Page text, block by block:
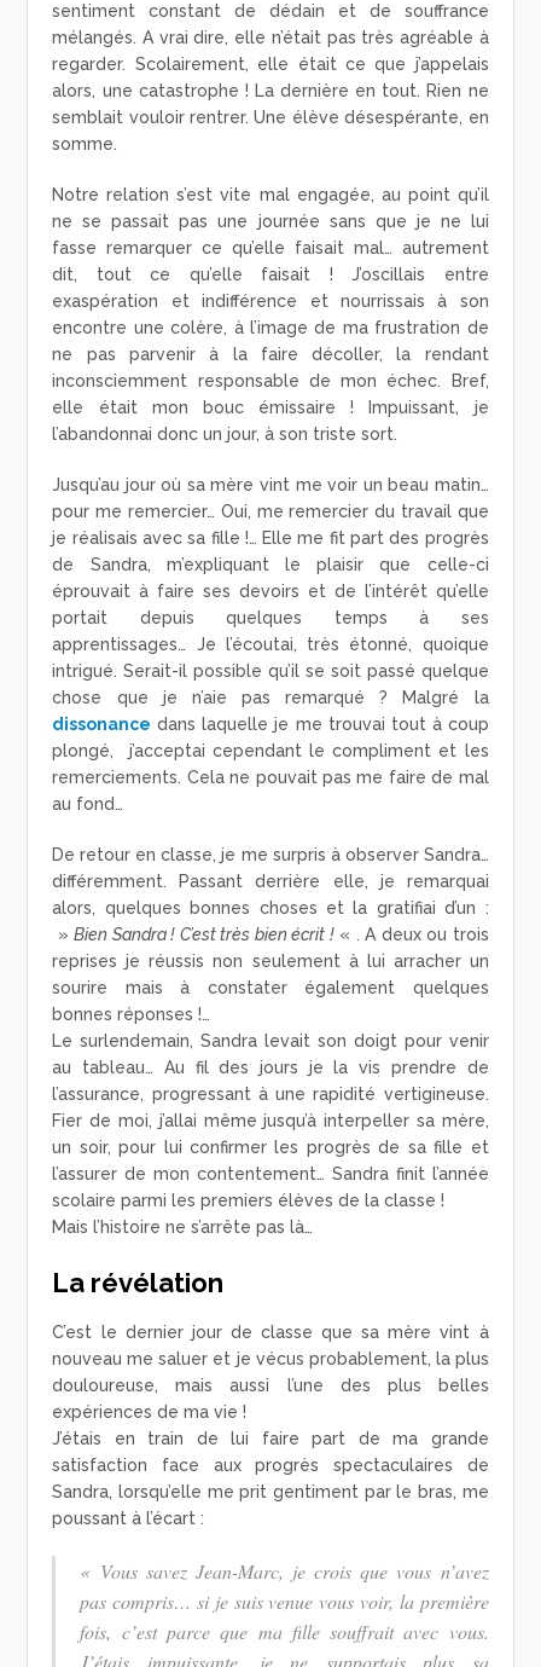
sentiment constant de dédain et de souffrance
mélangés. A vrai dire, elle n’était pas très agréable à
regarder. Scolairement, elle était ce que j’appelais
alors, une catastrophe ! La dernière en tout. Rien ne
semblait vouloir rentrer. Une élève désespérante, en
somme.
Notre relation s’est vite mal engagée, au point qu’il
ne se passait pas une journée sans que je ne lui
fasse remarquer ce qu’elle faisait mal… autrement
dit, tout ce qu’elle faisait ! J’oscillais entre
exaspération et indifférence et nourrissais à son
encontre une colère, à l’image de ma frustration de
ne pas parvenir à la faire décoller, la rendant
inconsciemment responsable de mon échec. Bref,
elle était mon bouc émissaire ! Impuissant, je
l’abandonnai donc un jour, à son triste sort.
Jusqu’au jour où sa mère vint me voir un beau matin…
pour me remercier… Oui, me remercier du travail que
je réalisais avec sa fille !… Elle me fit part des progrès
de Sandra, m’expliquant le plaisir que celle-ci
éprouvait à faire ses devoirs et de l’intérêt qu’elle
portait depuis quelques temps à ses
apprentissages… Je l’écoutai, très étonné, quoique
intrigué. Serait-il possible qu’il se soit passé quelque
chose que je n’aie pas remarqué ? Malgré la
dissonance dans laquelle je me trouvai tout à coup
plongé, j’acceptai cependant le compliment et les
remerciements. Cela ne pouvait pas me faire de mal
au fond…
De retour en classe, je me surpris à observer Sandra…
différemment. Passant derrière elle, je remarquai
alors, quelques bonnes choses et la gratifiai d’un :
»Bien Sandra ! C’est très bien écrit !« . A deux ou trois
reprises je réussis non seulement à lui arracher un
sourire mais à constater également quelques
bonnes réponses !…
Le surlendemain, Sandra levait son doigt pour venir
au tableau… Au fil des jours je la vis prendre de
l’assurance, progressant à une rapidité vertigineuse.
Fier de moi, j’allai même jusqu’à interpeller sa mère,
un soir, pour lui confirmer les progrès de sa fille et
l’assurer de mon contentement… Sandra finit l’année
scolaire parmi les premiers élèves de la classe !
Mais l’histoire ne s’arrête pas là…
La révélation
C’est le dernier jour de classe que sa mère vint à
nouveau me saluer et je vécus probablement, la plus
douloureuse, mais aussi l’une des plus belles
expériences de ma vie !
J’étais en train de lui faire part de ma grande
satisfaction face aux progrès spectaculaires de
Sandra, lorsqu’elle me prit gentiment par le bras, me
poussant à l’écart :
« Vous savez Jean-Marc, je crois que vous n’avez
pas compris… si je suis venue vous voir, la première
fois, c’est parce que ma fille souffrait avec vous.
J’étais impuissante, je ne supportais plus sa